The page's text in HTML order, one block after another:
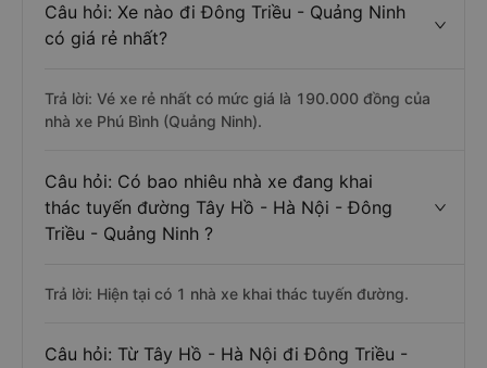
Câu hỏi: Xe nào đi Đông Triều - Quảng Ninh
có giá rẻ nhất?
Trả lời: Vé xe rẻ nhất có mức giá là 190.000 đồng của
nhà xe Phú Bình (Quảng Ninh).
Câu hỏi: Có bao nhiêu nhà xe đang khai
thác tuyến đường Tây Hồ - Hà Nội - Đông
Triều - Quảng Ninh ?
Trả lời: Hiện tại có 1 nhà xe khai thác tuyến đường.
Câu hỏi: Từ Tây Hồ - Hà Nội đi Đông Triều -